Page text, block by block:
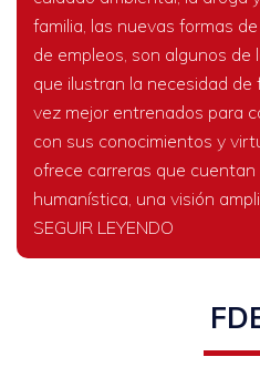
familia, las nuevas formas
de empleos, son algunos de
que ilustran la necesidad de
vez mejor entrenados para
con sus conocimientos y
ofrece carreras que
humanística, una visión
SEGUIR LEYENDO